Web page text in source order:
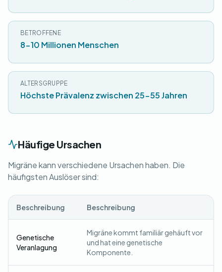
BETROFFENE
8-10 Millionen Menschen
ALTERSGRUPPE
Höchste Prävalenz zwischen 25-55 Jahren
Häufige Ursachen
Migräne kann verschiedene Ursachen haben. Die
häufigsten Auslöser sind:
Beschreibung Beschreibung
Genetische
Veranlagung
Migräne kommt familiär gehäuft vor
und hat eine genetische
Komponente.